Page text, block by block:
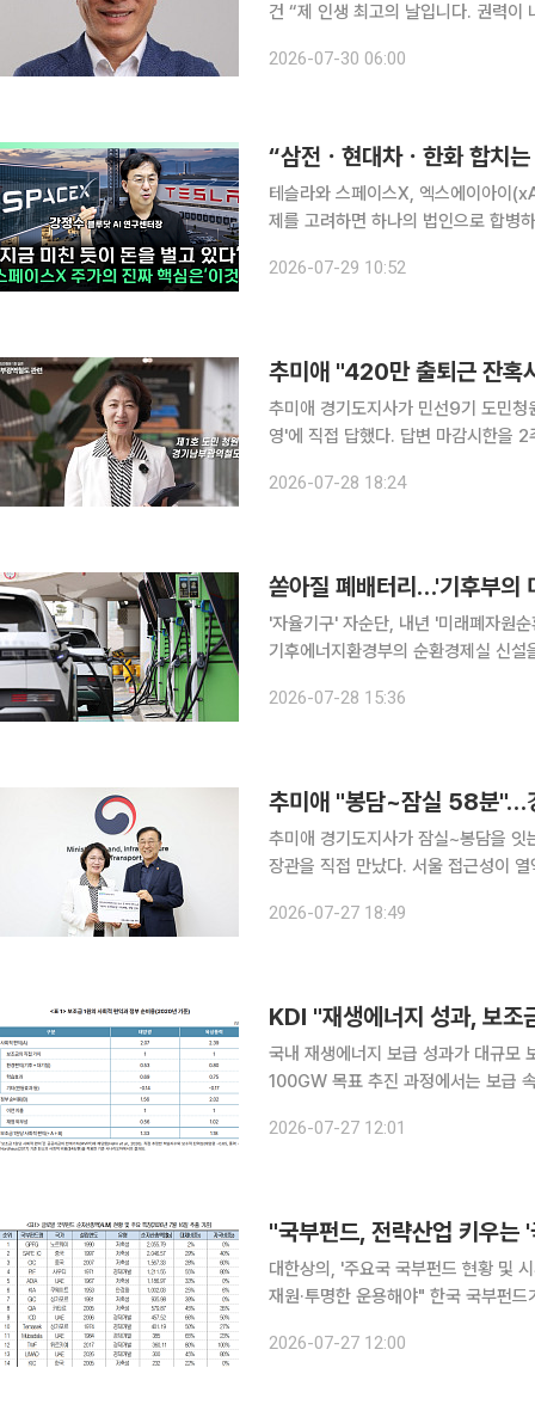
건 “제 인생 최고의 날입니다. 권력이 너무 런던에 집중돼 있었는데, 제2 총리 집무실을 맨체스터에
한 노동당의 앤디 버넘이 첫 지방 일
2026-07-30 06:00
“삼전ㆍ현대차ㆍ한화 합치
테슬라와 스페이스X, 엑스에이아이
제를 고려하면 하나의 법인으로 합병하기는 어렵다
합치는 것은 쉽게 말해 한국에서 삼성
2026-07-29 10:52
추미애 경기도지사가 민선9기 도민
영'에 직접 답했다. 답변 마감시한을 2주 앞당긴 응답이었다.
는 각오로 제5차 국가철도망 구축계
2026-07-28 18:24
'자율기구' 자순단, 내년 '미래폐자원
기후에너지환경부의 순환경제실 신
다량 발생할 사용후배터리(폐배터리)
2026-07-28 15:36
추미애 "봉담~잠실 58분"…
추미애 경기도지사가 잠실~봉담을
장관을 직접 만났다. 서울 접근성이 열악한 경기 남부권 420만 주민의 최대 숙원을 '민선 9기 청원
울 국토발전전시관에서 김윤덕 국토
2026-07-27 18:49
KDI "재생에너지 성과, 보
국내 재생에너지 보급 성과가 대규모
100GW 목표 추진 과정에서는 보급
2026-07-27 12:01
"국부펀드, 전략산업 키우는
대한상의, '주요국 국부펀드 현황 및
재원·투명한 운용해야" 한국 국부펀드가 자산을 굴리고 '쌓는' 역할을 넘어 전략산업과 공급망을 '키
단전략산업과 공급망을 선점하는 국
2026-07-27 12:00